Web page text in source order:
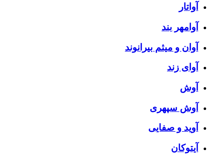
آواتار
آوامهر بند
آوان و میثم بیرانوند
آوای زند
آوش
آوش سپهری
آوید و صفایی
آیتوکان